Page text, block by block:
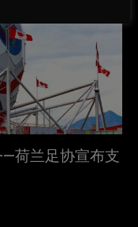
荷兰足协宣布支